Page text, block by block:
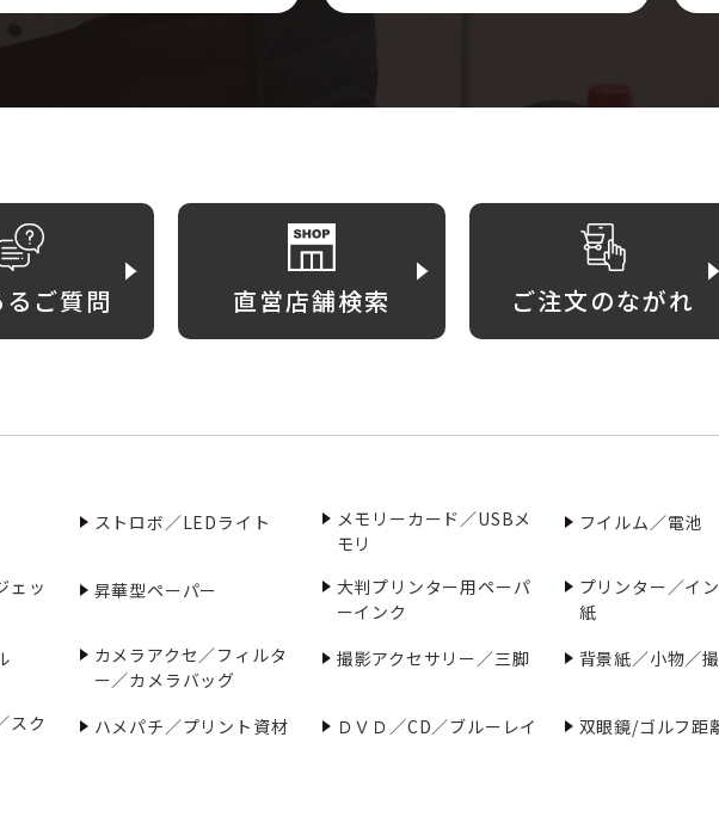
ご質問 直営店舗検索 ご注文のながれ
ストロボ／LEDライト
メモリーカード／USBメ
モリ
フイルム／電池
ェッ
昇華型ペーパー
大判プリンター用ペーパ
ーインク
プリンター／イ
紙
カメラアクセ／フィルタ
ー／カメラバッグ
撮影アクセサリー／三脚 背景紙／小物／
スク
ハメパチ／プリント資材 ＤＶＤ／CD／ブルーレイ 双眼鏡/ゴルフ距